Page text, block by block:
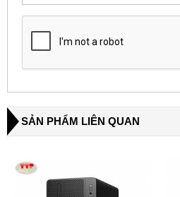
SẢN PHẨM LIÊN QUAN